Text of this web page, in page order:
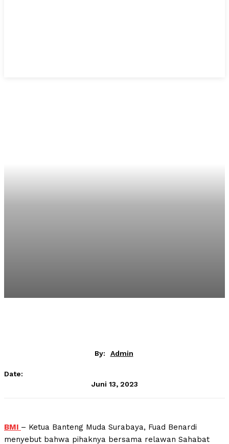
By: Admin
Date:
Juni 13, 2023
BMI – Ketua Banteng Muda Surabaya, Fuad Benardi
menyebut bahwa pihaknya bersama relawan Sahabat